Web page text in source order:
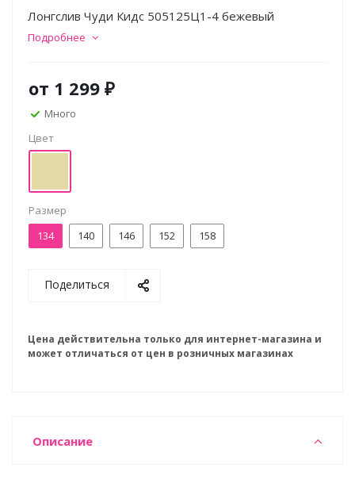
Лонгслив Чуди Кидс 505125Ц1-4 бежевый
Подробнее
от 1 299 ₽
Много
Цвет
Размер
134
140 146 152 158
Поделиться
Цена действительна только для интернет-магазина и
может отличаться от цен в розничных магазинах
Описание